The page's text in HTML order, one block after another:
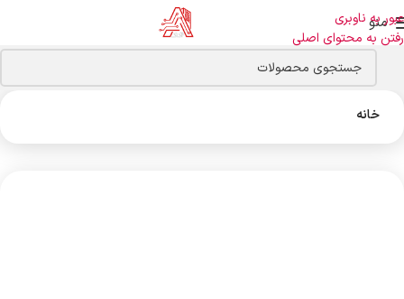
عبور به ناوبری
رفتن به محتوای اصلی
منو
خانه